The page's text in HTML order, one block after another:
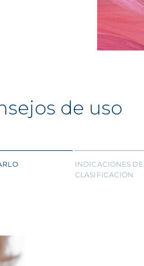
de uso
INDICACIONES DE
CLASIFICACIÓN